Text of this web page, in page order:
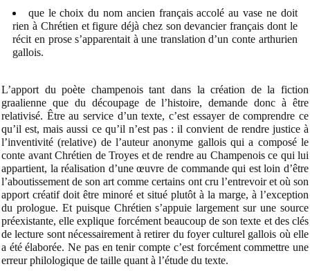
que le choix du nom ancien français accolé au vase ne doit
rien à Chrétien et figure déjà chez son devancier français dont le
récit en prose s’apparentait à une translation d’un conte arthurien
gallois.
L’apport du poète champenois tant dans la création de la fiction
graalienne que du découpage de l’histoire, demande donc à être
relativisé. Être au service d’un texte, c’est essayer de comprendre ce
qu’il est, mais aussi ce qu’il n’est pas : il convient de rendre justice à
l’inventivité (relative) de l’auteur anonyme gallois qui a composé le
conte avant Chrétien de Troyes et de rendre au Champenois ce qui lui
appartient, la réalisation d’une œuvre de commande qui est loin d’être
l’aboutissement de son art comme certains ont cru l’entrevoir et où son
apport créatif doit être minoré et situé plutôt à la marge, à l’exception
du prologue. Et puisque Chrétien s’appuie largement sur une source
préexistante, elle explique forcément beaucoup de son texte et des clés
de lecture sont nécessairement à retirer du foyer culturel gallois où elle
a été élaborée. Ne pas en tenir compte c’est forcément commettre une
erreur philologique de taille quant à l’étude du texte.